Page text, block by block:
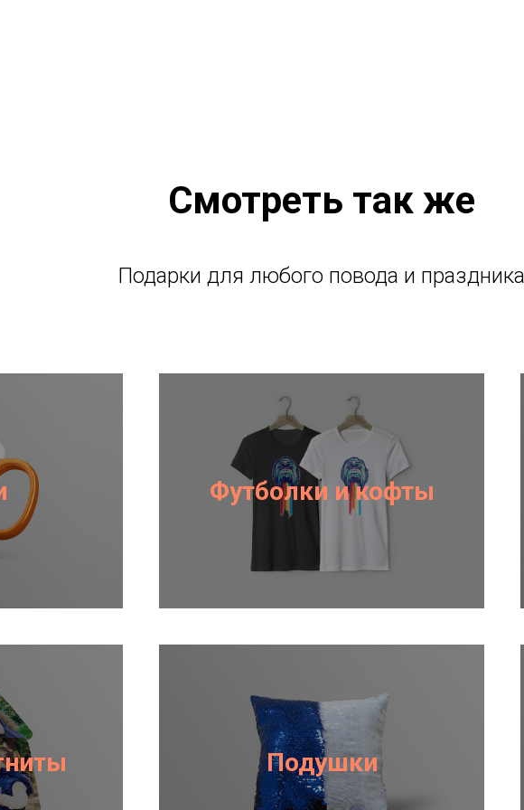
Смотреть так же
Подарки для любого повода и праздника
Футболки и кофты
Подушки